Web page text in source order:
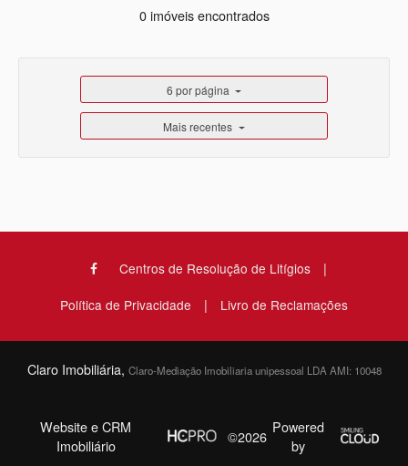
0 imóveis encontrados
6 por página
Mais recentes
Centros de Resolução de Litígios |
Política de Privacidade | Livro de Reclamações
Claro Imobiliária, Claro-Mediação Imobiliaria unipessoal LDA AMI: 10048
Website e CRM
Imobiliário
©2026 Powered
by